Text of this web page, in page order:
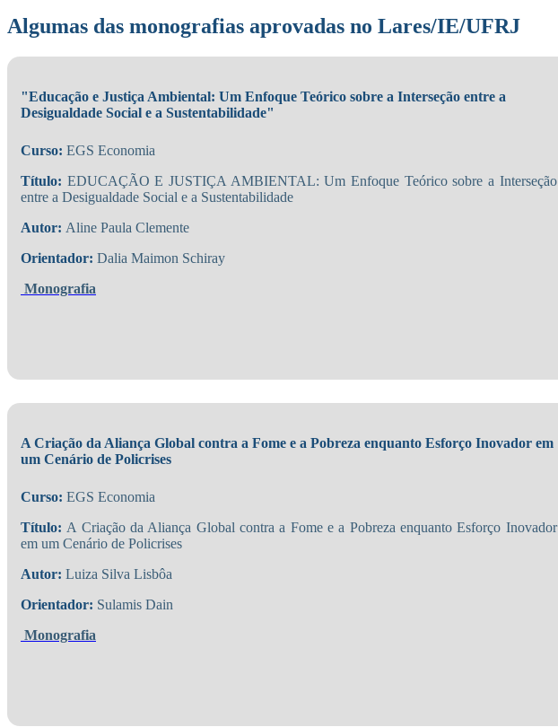
Algumas das monografias aprovadas no Lares/IE/UFRJ
"Educação e Justiça Ambiental: Um Enfoque Teórico sobre a Interseção entre a
Desigualdade Social e a Sustentabilidade"
Curso: EGS Economia
Título: EDUCAÇÃO E JUSTIÇA AMBIENTAL: Um Enfoque Teórico sobre a Interseção
entre a Desigualdade Social e a Sustentabilidade
Autor: Aline Paula Clemente
Orientador: Dalia Maimon Schiray
Monografia
A Criação da Aliança Global contra a Fome e a Pobreza enquanto Esforço Inovador em
um Cenário de Policrises
Curso: EGS Economia
Título: A Criação da Aliança Global contra a Fome e a Pobreza enquanto Esforço Inovador
em um Cenário de Policrises
Autor: Luiza Silva Lisbôa
Orientador: Sulamis Dain
Monografia